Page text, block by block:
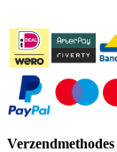
Verzendmethodes